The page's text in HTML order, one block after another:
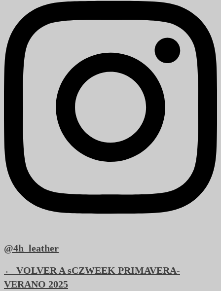
@4h_leather
← VOLVER A sCZWEEK PRIMAVERA-
VERANO 2025